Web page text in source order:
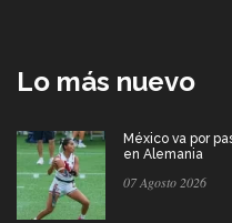
Lo más nuevo
México va por
en Alemania
07 Agosto 2026